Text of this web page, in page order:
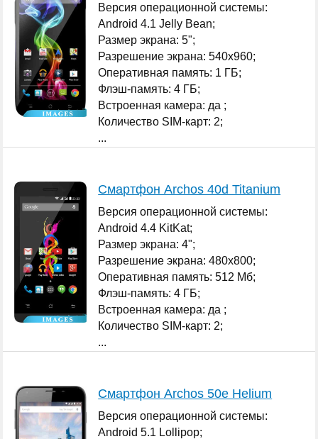
Версия операционной системы:
Android 4.1 Jelly Bean;
Размер экрана: 5";
Разрешение экрана: 540x960;
Оперативная память: 1 ГБ;
Флэш-память: 4 ГБ;
Встроенная камера: да ;
Количество SIM-карт: 2;
...
Смартфон Archos 40d Titanium
Версия операционной системы:
Android 4.4 KitKat;
Размер экрана: 4";
Разрешение экрана: 480x800;
Оперативная память: 512 Мб;
Флэш-память: 4 ГБ;
Встроенная камера: да ;
Количество SIM-карт: 2;
...
Смартфон Archos 50e Helium
Версия операционной системы:
Android 5.1 Lollipop;